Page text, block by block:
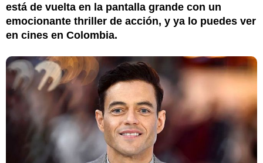
está de vuelta en la pantalla grande con un
emocionante thriller de acción, y ya lo puedes ver
en cines en Colombia.